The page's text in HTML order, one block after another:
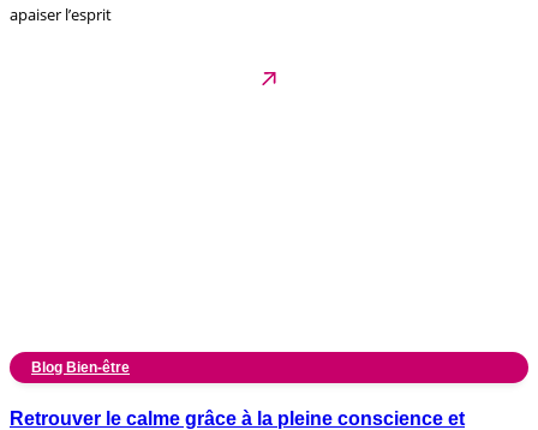
apaiser l’esprit
Blog Bien-être
Retrouver le calme grâce à la pleine conscience et